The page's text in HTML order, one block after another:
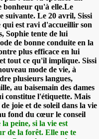
bonheur qu'à elle.Le
suivante. Le 20 avril, Sissi
qui est ravi d'accueillir son
Sophie tente de lui
de bonne conduite en la
plus efficace en lui
tout ce qu'il implique. Sissi
mode de vie, à
plusieurs langues,
au baisemain des dames
constitue l'étiquette. Mais
joie et de soleil dans la vie
fond du cœur le conseil
la peine, si la vie est
de la forêt. Elle ne te